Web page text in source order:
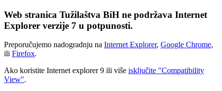
Web stranica Tužilaštva BiH ne podržava Internet
Explorer verzije 7 u potpunosti.
Preporučujemo nadogradnju na Internet Explorer, Google Chrome,
ili Firefox.
Ako koristite Internet explorer 9 ili više isključite "Compatibility
View".